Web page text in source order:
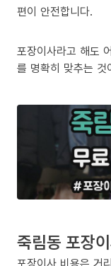
편이 안전합니다.
포장이사라고 해도
를 명확히 맞추는 것
죽림동 포장